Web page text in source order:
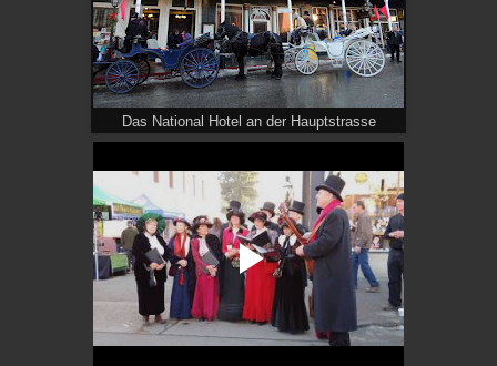
Das National Hotel an der Hauptstrasse